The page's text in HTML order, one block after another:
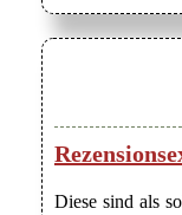
Diese sind als